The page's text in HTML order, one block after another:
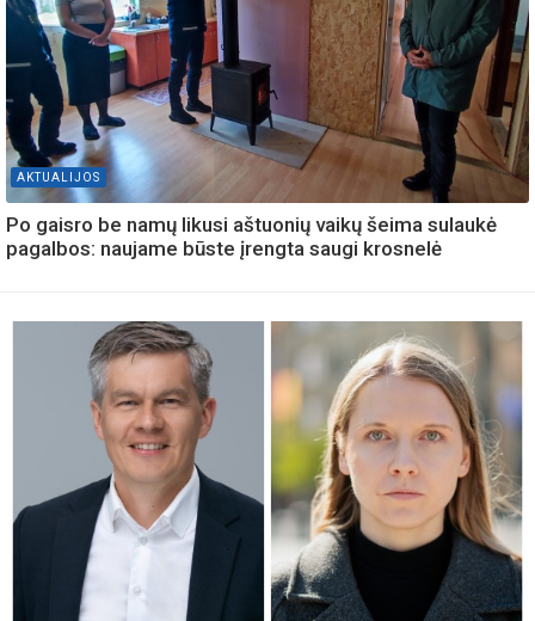
AKTUALIJOS
Po gaisro be namų likusi aštuonių vaikų šeima sulaukė
pagalbos: naujame būste įrengta saugi krosnelė